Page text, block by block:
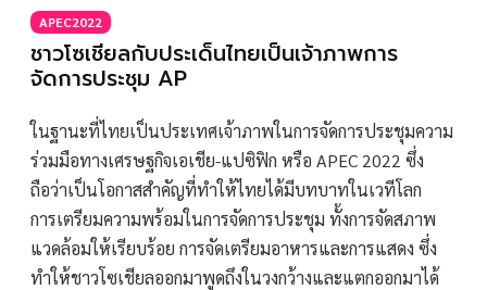
APEC2022
ชาวโซเชียลกับประเด็นไทยเป็นเจ้าภาพการ
จัดการประชุม AP
ในฐานะที่ไทยเป็นประเทศเจ้าภาพในการจัดการประชุมความ
ร่วมมือทางเศรษฐกิจเอเชีย-แปซิฟิก หรือ APEC 2022 ซึ่ง
ถือว่าเป็นโอกาสสำคัญที่ทำให้ไทยได้มีบทบาทในเวทีโลก
การเตรียมความพร้อมในการจัดการประชุม ทั้งการจัดสภาพ
แวดล้อมให้เรียบร้อย การจัดเตรียมอาหารและการแสดง ซึ่ง
ทำให้ชาวโซเชียลออกมาพูดถึงในวงกว้างและแตกออกมาได้